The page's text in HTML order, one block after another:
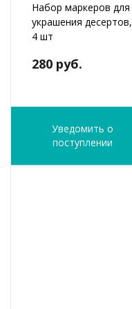
Набор маркеров для
украшения десертов,
4 шт
280 руб.
Уведомить о
поступлении